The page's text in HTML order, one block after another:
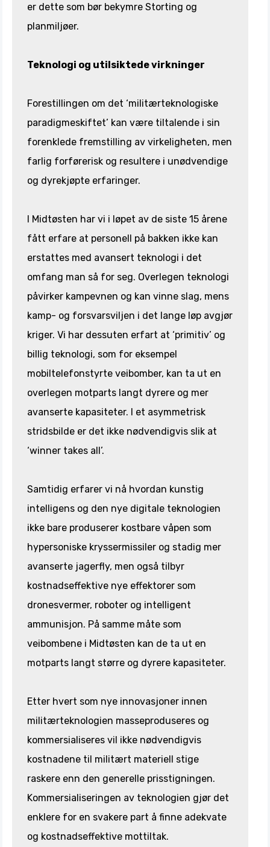
er dette som bør bekymre Storting og
planmiljøer.
Teknologi og utilsiktede virkninger
Forestillingen om det ‘militærteknologiske
paradigmeskiftet’ kan være tiltalende i sin
forenklede fremstilling av virkeligheten, men
farlig forførerisk og resultere i unødvendige
og dyrekjøpte erfaringer.
I Midtøsten har vi i løpet av de siste 15 årene
fått erfare at personell på bakken ikke kan
erstattes med avansert teknologi i det
omfang man så for seg. Overlegen teknologi
påvirker kampevnen og kan vinne slag, mens
kamp- og forsvarsviljen i det lange løp avgjør
kriger. Vi har dessuten erfart at ‘primitiv’ og
billig teknologi, som for eksempel
mobiltelefonstyrte veibomber, kan ta ut en
overlegen motparts langt dyrere og mer
avanserte kapasiteter. I et asymmetrisk
stridsbilde er det ikke nødvendigvis slik at
‘winner takes all’.
Samtidig erfarer vi nå hvordan kunstig
intelligens og den nye digitale teknologien
ikke bare produserer kostbare våpen som
hypersoniske kryssermissiler og stadig mer
avanserte jagerfly, men også tilbyr
kostnadseffektive nye effektorer som
dronesvermer, roboter og intelligent
ammunisjon. På samme måte som
veibombene i Midtøsten kan de ta ut en
motparts langt større og dyrere kapasiteter.
Etter hvert som nye innovasjoner innen
militærteknologien masseproduseres og
kommersialiseres vil ikke nødvendigvis
kostnadene til militært materiell stige
raskere enn den generelle prisstigningen.
Kommersialiseringen av teknologien gjør det
enklere for en svakere part å finne adekvate
og kostnadseffektive mottiltak.